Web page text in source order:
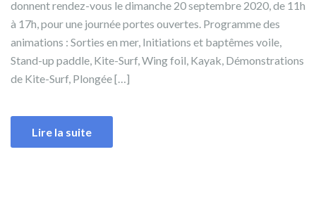
donnent rendez-vous le dimanche 20 septembre 2020, de 11h
à 17h, pour une journée portes ouvertes. Programme des
animations : Sorties en mer, Initiations et baptêmes voile,
Stand-up paddle, Kite-Surf, Wing foil, Kayak, Démonstrations
de Kite-Surf, Plongée […]
Lire la suite